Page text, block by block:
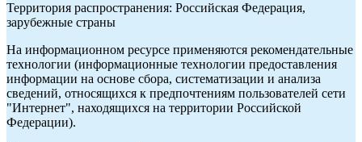
Территория распространения: Российская Федерация,
зарубежные страны
На информационном ресурсе применяются рекомендательные
технологии (информационные технологии предоставления
информации на основе сбора, систематизации и анализа
сведений, относящихся к предпочтениям пользователей сети
"Интернет", находящихся на территории Российской
Федерации).